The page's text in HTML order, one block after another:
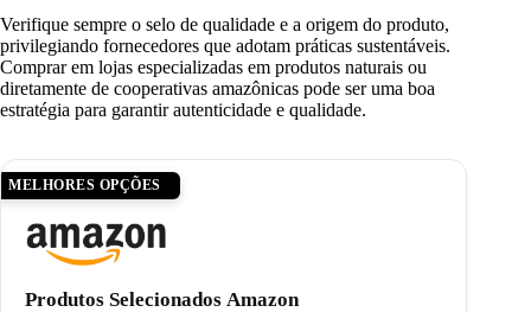
Verifique sempre o selo de qualidade e a origem do produto,
privilegiando fornecedores que adotam práticas sustentáveis.
Comprar em lojas especializadas em produtos naturais ou
diretamente de cooperativas amazônicas pode ser uma boa
estratégia para garantir autenticidade e qualidade.
MELHORES OPÇÕES
Produtos Selecionados Amazon